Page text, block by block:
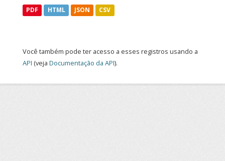
PDF HTML JSON CSV
Você também pode ter acesso a esses registros usando a
API (veja Documentação da API).